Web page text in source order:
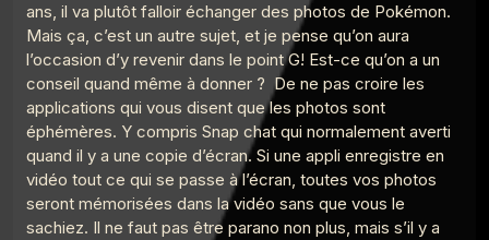
19
Le Point G! 2 L'aulophilie
Le Poing G
20
Le Point G! 2 Fantasmer c'est tromper ?
Le Poing G
Le Point G! 2 Parler de ses fantasmes
Le Poing G
ans, il va plutôt falloir échanger des photos de Pokémon.
Mais ça, c’est un autre sujet, et je pense qu’on aura
l’occasion d’y revenir dans le point G! Est-ce qu’on a un
conseil quand même à donner ? De ne pas croire les
applications qui vous disent que les photos sont
éphémères. Y compris Snap chat qui normalement averti
quand il y a une copie d’écran. Si une appli enregistre en
vidéo tout ce qui se passe à l’écran, toutes vos photos
seront mémorisées dans la vidéo sans que vous le
sachiez. Il ne faut pas être parano non plus, mais s’il y a